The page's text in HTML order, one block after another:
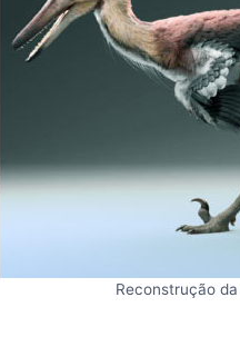
Reconstrução